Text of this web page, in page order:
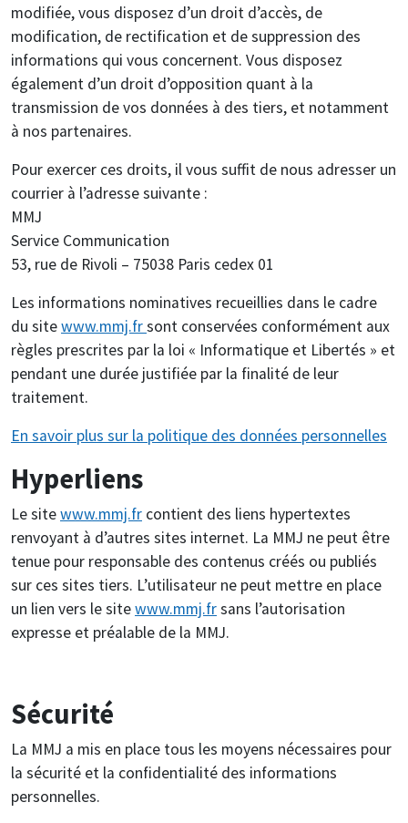
modifiée, vous disposez d’un droit d’accès, de
modification, de rectification et de suppression des
informations qui vous concernent. Vous disposez
également d’un droit d’opposition quant à la
transmission de vos données à des tiers, et notamment
à nos partenaires.
Pour exercer ces droits, il vous suffit de nous adresser un
courrier à l’adresse suivante :
MMJ
Service Communication
53, rue de Rivoli – 75038 Paris cedex 01
Les informations nominatives recueillies dans le cadre
du sitewww.mmj.frsont conservées conformément aux
règles prescrites par la loi « Informatique et Libertés » et
pendant une durée justifiée par la finalité de leur
traitement.
En savoir plus sur la politique des données personnelles
Hyperliens
Le sitewww.mmj.fr contient des liens hypertextes
renvoyant à d’autres sites internet. La MMJ ne peut être
tenue pour responsable des contenus créés ou publiés
sur ces sites tiers. L’utilisateur ne peut mettre en place
un lien vers le sitewww.mmj.frsans l’autorisation
expresse et préalable de la MMJ.
Sécurité
La MMJ a mis en place tous les moyens nécessaires pour
la sécurité et la confidentialité des informations
personnelles.